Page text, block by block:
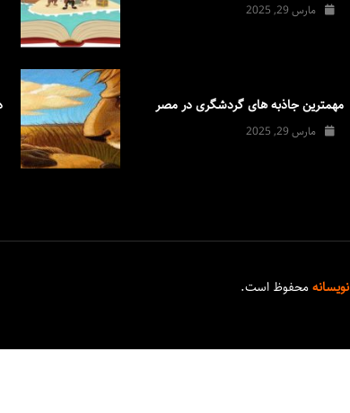
مارس 29, 2025
مهمترین جاذبه های گردشگری در مصر
مارس 29, 2025
نویسانهمحفوظ است.